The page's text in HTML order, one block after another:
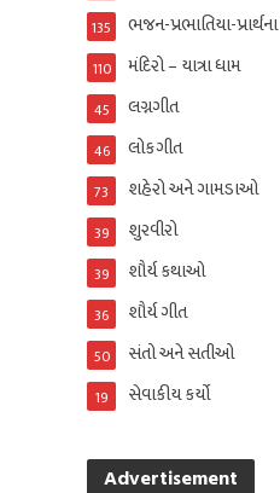
ભજન-પ્રભાતિયા-પ્રાર્થના
135
મંદિરો – યાત્રા ધામ
110
લગ્નગીત
45
લોકગીત
46
શહેરો અને ગામડાઓ
73
શુરવીરો
39
શૌર્ય કથાઓ
39
શૌર્ય ગીત
36
સંતો અને સતીઓ
50
સેવાકીય કર્યો
19
Advertisement